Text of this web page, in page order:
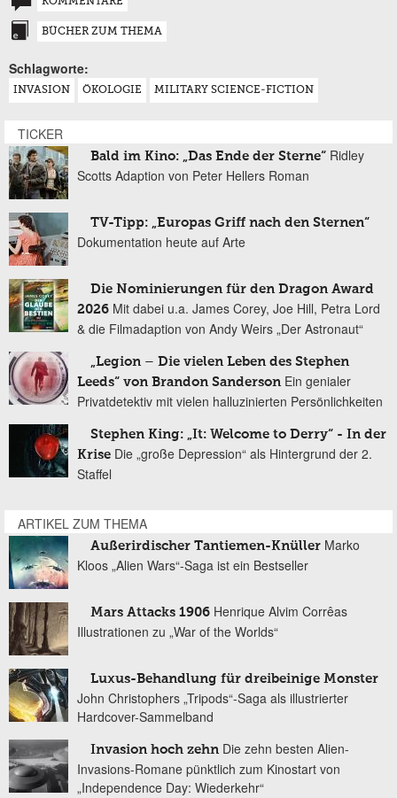
BÜCHER ZUM THEMA
Schlagworte:
INVASION ÖKOLOGIE MILITARY SCIENCE-FICTION
TICKER
Bald im Kino: „Das Ende der Sterne“ Ridley
Scotts Adaption von Peter Hellers Roman
TV-Tipp: „Europas Griff nach den Sternen“
Dokumentation heute auf Arte
Die Nominierungen für den Dragon Award
2026 Mit dabei u.a. James Corey, Joe Hill, Petra Lord
& die Filmadaption von Andy Weirs „Der Astronaut“
„Legion – Die vielen Leben des Stephen
Leeds“ von Brandon Sanderson Ein genialer
Privatdetektiv mit vielen halluzinierten Persönlichkeiten
Stephen King: „It: Welcome to Derry“ - In der
Krise Die „große Depression“ als Hintergrund der 2.
Staffel
ARTIKEL ZUM THEMA
Außerirdischer Tantiemen-Knüller Marko
Kloos „Alien Wars“-Saga ist ein Bestseller
Mars Attacks 1906 Henrique Alvim Corrêas
Illustrationen zu „War of the Worlds“
Luxus-Behandlung für dreibeinige Monster
John Christophers „Tripods“-Saga als illustrierter
Hardcover-Sammelband
Invasion hoch zehn Die zehn besten Alien-
Invasions-Romane pünktlich zum Kinostart von
„Independence Day: Wiederkehr“